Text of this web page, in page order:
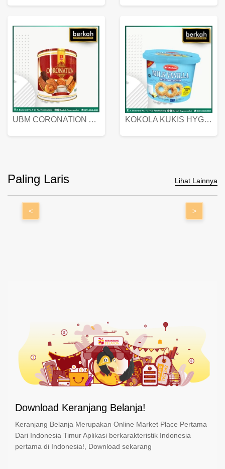
UBM CORONATION ASSORTED BISKUIT KALENG 450 GRAM KOKOLA KUKIS HYGIENIC MILK VANILLA PACK 320 GR
Paling Laris Lihat Lainnya
< >
Download Keranjang Belanja!
Keranjang Belanja Merupakan Online Market Place Pertama
Dari Indonesia Timur Aplikasi berkarakteristik Indonesia
pertama di Indonesia!, Download sekarang